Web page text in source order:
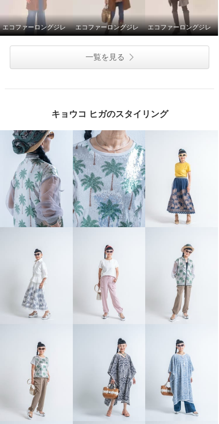
エコファーロングジレ エコファーロングジレ エコファーロングジレ
一覧を見る
キョウコ ヒガのスタイリング